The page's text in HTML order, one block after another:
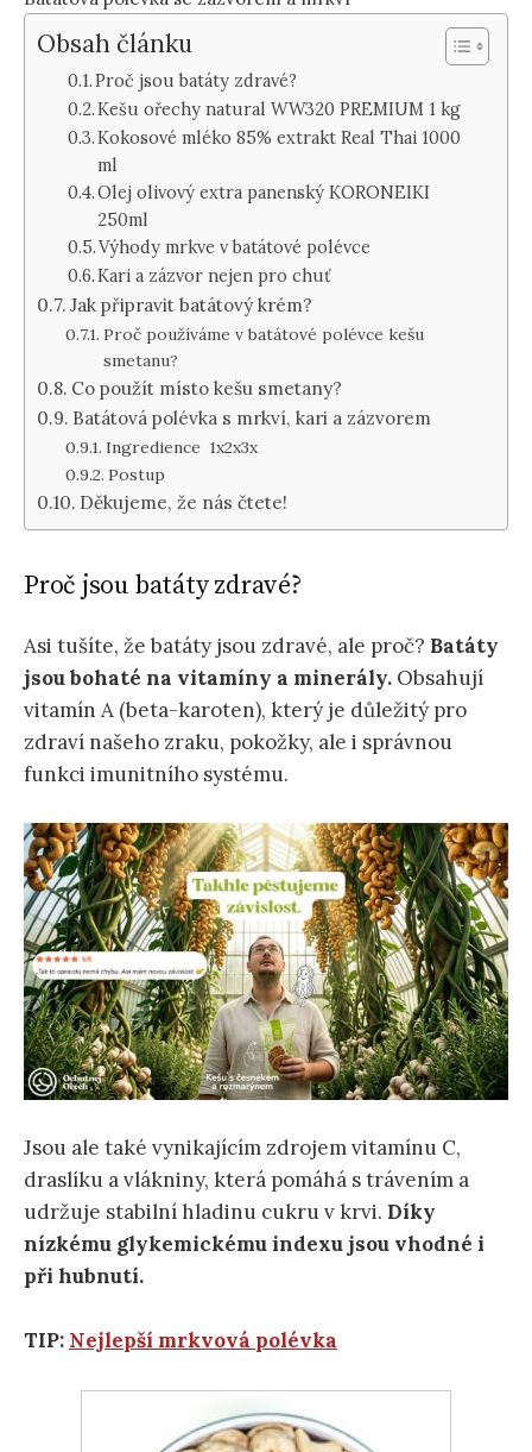
Obsah článku
Proč jsou batáty zdravé?
Kešu ořechy natural WW320 PREMIUM 1 kg
Kokosové mléko 85% extrakt Real Thai 1000
ml
Olej olivový extra panenský KORONEIKI
250ml
Výhody mrkve v batátové polévce
Kari a zázvor nejen pro chuť
Jak připravit batátový krém?
Proč používáme v batátové polévce kešu
smetanu?
Co použít místo kešu smetany?
Batátová polévka s mrkví, kari a zázvorem
Ingredience 1x2x3x
Postup
Děkujeme, že nás čtete!
Proč jsou batáty zdravé?
Asi tušíte, že batáty jsou zdravé, ale proč? Batáty
jsou bohaté na vitamíny a minerály. Obsahují
vitamín A (beta-karoten), který je důležitý pro
zdraví našeho zraku, pokožky, ale i správnou
funkci imunitního systému.
Jsou ale také vynikajícím zdrojem vitamínu C,
draslíku a vlákniny, která pomáhá s trávením a
udržuje stabilní hladinu cukru v krvi. Díky
nízkému glykemickému indexu jsou vhodné i
při hubnutí.
TIP: Nejlepší mrkvová polévka